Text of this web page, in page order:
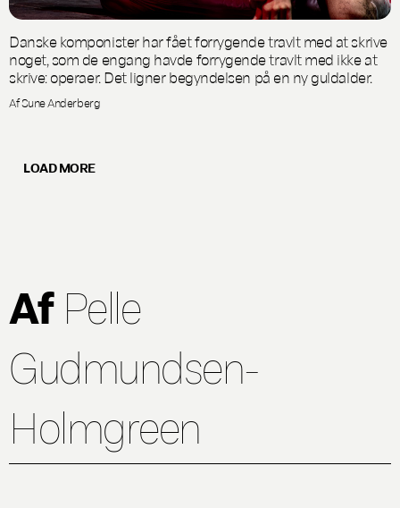
Danske komponister har fået forrygende travlt med at skrive
noget, som de engang havde forrygende travlt med ikke at
skrive: operaer. Det ligner begyndelsen på en ny guldalder.
Af Sune Anderberg
LOAD MORE
Af Pelle
Gudmundsen-
Holmgreen